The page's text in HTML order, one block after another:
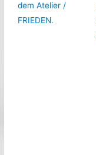
dem Atelier /
FRIEDEN.